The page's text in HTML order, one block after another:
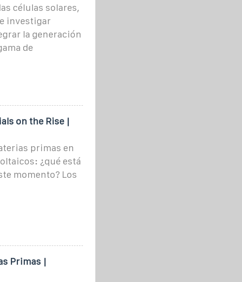
células solares,
investigar
la generación
de
on the Rise |
primas en
¿qué está
momento? Los
Primas |